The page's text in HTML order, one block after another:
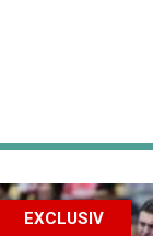
EXCLUSIV